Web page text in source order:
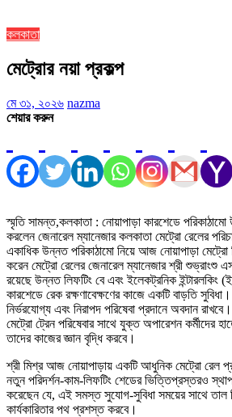
কলকাতা
মেট্রোর নয়া প্রকল্প
মে ৩১, ২০২৬ nazma
শেয়ার করুন
স্মৃতি সামন্ত,কলকাতা : নোয়াপাড়া কারশেডে
করলেন জেনারেল ম্যানেজার কলকাতা মেট্রো রেলের
একাধিক উন্নত পরিকাঠামো নিয়ে আজ নোয়াপাড়া
করেন মেট্রো রেলের জেনারেল ম্যানেজার শ্রী শুভ্রাংশু
রয়েছে উন্নত লিফটিং বে এবং ইলেকট্রনিক ইন্টারলকিং
কারশেডে রেক রক্ষণাবেক্ষণের কাজে একটি বাড়তি
নির্ভরযোগ্য এবং নিরাপদ পরিষেবা প্রদানে অবদান
মেট্রো ট্রেন পরিষেবার সাথে যুক্ত অপারেশন কর্মীদের
তাদের কাজের জ্ঞান বৃদ্ধি করবে।
শ্রী মিশ্র আজ নোয়াপাড়ায় একটি আধুনিক মেট্রো রেল
নতুন পরিদর্শন-কাম-লিফটিং শেডের ভিত্তিপ্রস্তরও
করেছেন যে, এই সমস্ত সুযোগ-সুবিধা সময়ের সাথে তাল
কার্যকারিতার পথ প্রশস্ত করবে।